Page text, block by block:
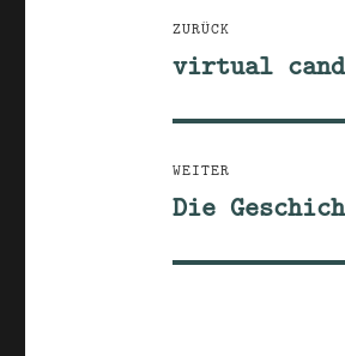
ZURÜCK
Vorheriger
virtual
WEITER
Nächster
Die